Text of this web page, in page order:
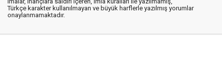
Türkçe karakter kullanılmayan ve büyük harflerle yazılmış yorumlar
onaylanmamaktadır.